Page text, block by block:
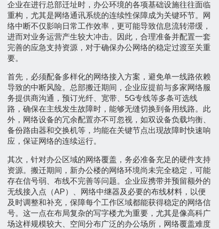
企业在进行总部迁址时，办公环境的各项基础设施往往面临
重构，尤其是网络通讯系统的连续性保障成为关键环节。网
络中断不仅影响日常工作效率，更可能导致信息流转滞缓，
进而对业务运营产生较大冲击。因此，合理准备并配置一套
完善的应急支持资源，对于确保办公网络的稳定过渡至关重
要。
首先，必须配备多样化的网络接入方案，避免单一线路依赖
导致的中断风险。总部搬迁期间，企业应提前与多家网络服
务提供商沟通，预订光纤、宽带、5G专线等多条可选线
路，确保在主线发生故障时，能够无缝切换到备用线路。此
外，网络设备的冗余配置亦不可忽视，如双设备负载均衡、
备份路由器和交换机等，均能在关键节点出现故障时快速响
应，保证网络的连续运行。
其次，针对办公区域的网络覆盖，务必准备充足的硬件支持
资源。搬迁期间，新办公楼的网络环境尚未完全稳定，可能
存在信号弱、布线不完善等问题。企业应携带并预留额外的
无线接入点（AP）、网络中继器及必要的布线材料，以便
及时调整和补充，保障每个工作区域都能获得稳定的网络信
号。这一点在布局复杂的写字楼尤为重要，尤其是像高科广
场这样规模较大、空间分布广泛的办公场所，网络覆盖难度